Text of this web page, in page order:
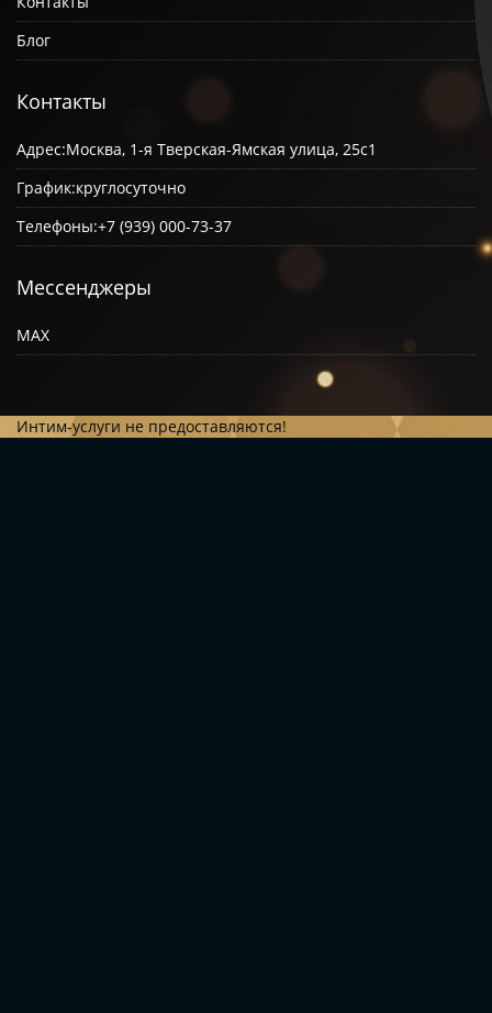
Блог
Контакты
Адрес:Москва, 1-я Тверская-Ямская улица, 25с1
График:круглосуточно
Телефоны:+7 (939) 000-73-37
Мессенджеры
MAX
Интим-услуги не предоставляются!